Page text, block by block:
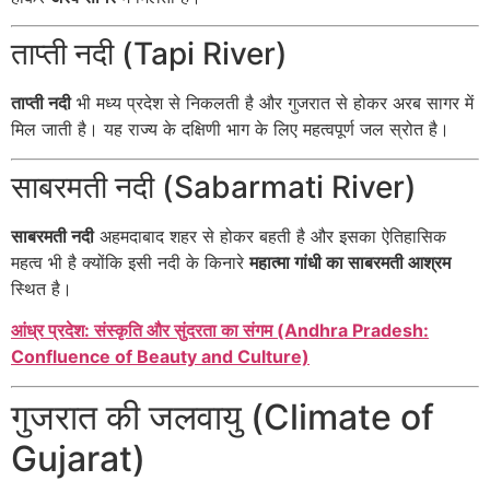
ताप्ती नदी (Tapi River)
ताप्ती नदीभी मध्य प्रदेश से निकलती है और गुजरात से होकर अरब सागर में
मिल जाती है। यह राज्य के दक्षिणी भाग के लिए महत्वपूर्ण जल स्रोत है।
साबरमती नदी (Sabarmati River)
साबरमती नदीअहमदाबाद शहर से होकर बहती है और इसका ऐतिहासिक
महत्व भी है क्योंकि इसी नदी के किनारेमहात्मा गांधी का साबरमती आश्रम
स्थित है।
आंध्र प्रदेश: संस्कृति और सुंदरता का संगम (Andhra Pradesh:
Confluence of Beauty and Culture)
गुजरात की जलवायु (Climate of
Gujarat)